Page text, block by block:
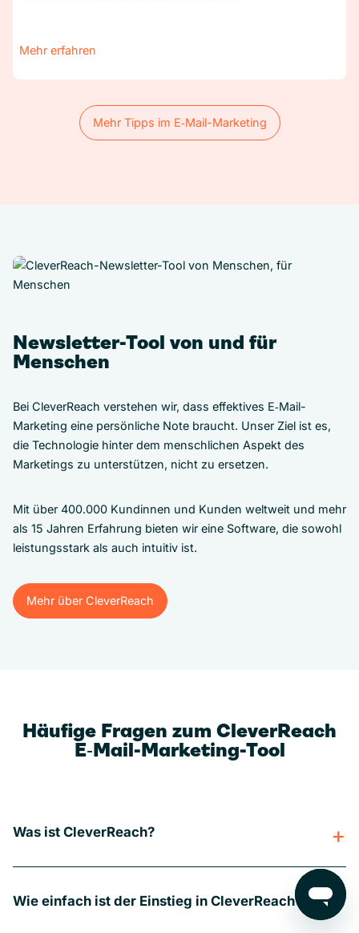
Mehr erfahren
Mehr Tipps im E‑Mail-Marketing
Mehr Tipps im E‑Mail-Marketing
Newsletter-Tool von und für
Menschen
Bei CleverReach verstehen wir, dass effektives E‑Mail-
Marketing eine persönliche Note braucht. Unser Ziel ist es,
die Technologie hinter dem menschlichen Aspekt des
Marketings zu unterstützen, nicht zu ersetzen.
Mit über 400.000 Kundinnen und Kunden weltweit und mehr
als 15 Jahren Erfahrung bieten wir eine Software, die sowohl
leistungsstark als auch intuitiv ist.
Mehr über CleverReach
Mehr über CleverReach
Häufige Fragen zum CleverReach
E‑Mail-Marketing-Tool
Was ist CleverReach?
Wie einfach ist der Einstieg in CleverReach?